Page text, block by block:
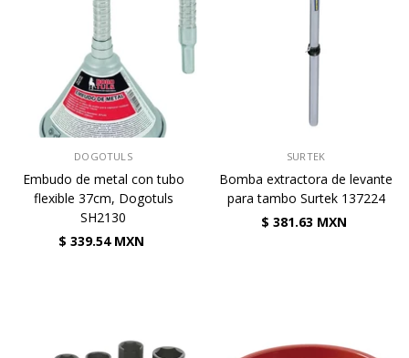
DOGOTULS
Embudo de metal con tubo
flexible 37cm, Dogotuls
SH2130
$ 339.54 MXN
SURTEK
Bomba extractora de levante
para tambo Surtek 137224
$ 381.63 MXN